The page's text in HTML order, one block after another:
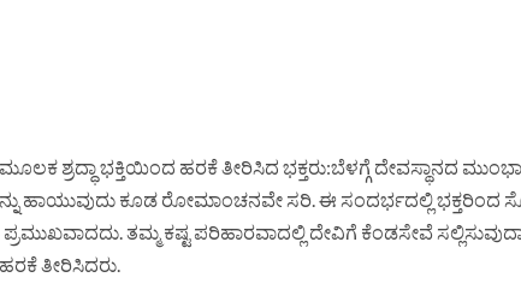
ಶ್ರದ್ಧಾ ಭಕ್ತಿಯಿಂದ ಹರಕೆ ತೀರಿಸಿದ ಭಕ್ತರು:ಬೆಳಗ್ಗೆ ದೇವಸ್ಥಾನದ
ಹಾಯುವುದು ಕೂಡ ರೋಮಾಂಚನವೇ ಸರಿ. ಈ ಸಂದರ್ಭದಲ್ಲಿ ಭಕ್ತರಿಂದ
ತಮ್ಮ ಕಷ್ಟ ಪರಿಹಾರವಾದಲ್ಲಿ ದೇವಿಗೆ ಕೆಂಡಸೇವೆ
ತೀರಿಸಿದರು.